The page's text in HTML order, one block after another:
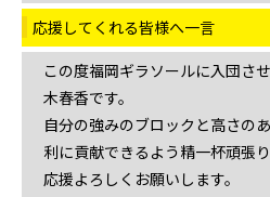
応援してくれる皆様へ一言
この度福岡ギラソールに入団さ
木春香です。
自分の強みのブロックと高さの
利に貢献できるよう精一杯頑張り
応援よろしくお願いします。